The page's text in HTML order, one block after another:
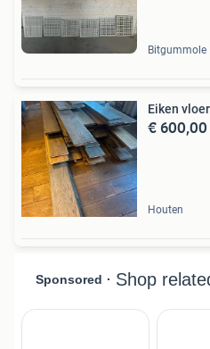
Bitgummole
Eiken
€ 600,00
Houten